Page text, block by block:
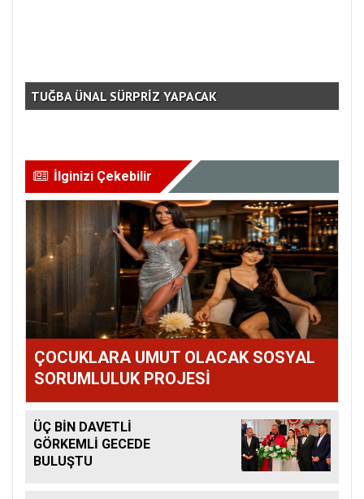
TUĞBA ÜNAL SÜRPRİZ YAPACAK
İlginizi Çekebilir
ÇOCUKLARA UMUT OLACAK SOSYAL
SORUMLULUK PROJESİ
ÜÇ BİN DAVETLİ
GÖRKEMLİ GECEDE
BULUŞTU